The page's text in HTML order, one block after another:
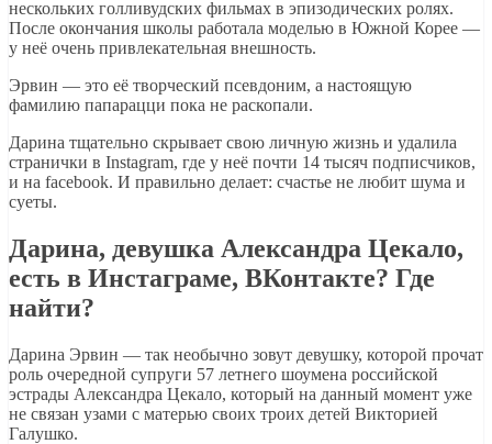
нескольких голливудских фильмах в эпизодических ролях.
После окончания школы работала моделью в Южной Корее —
у неё очень привлекательная внешность.
Эрвин — это её творческий псевдоним, а настоящую
фамилию папарацци пока не раскопали.
Дарина тщательно скрывает свою личную жизнь и удалила
странички в Instagram, где у неё почти 14 тысяч подписчиков,
и на facebook. И правильно делает: счастье не любит шума и
суеты.
Дарина, девушка Александра Цекало,
есть в Инстаграме, ВКонтакте? Где
найти?
Дарина Эрвин — так необычно зовут девушку, которой прочат
роль очередной супруги 57 летнего шоумена российской
эстрады Александра Цекало, который на данный момент уже
не связан узами с матерью своих троих детей Викторией
Галушко.